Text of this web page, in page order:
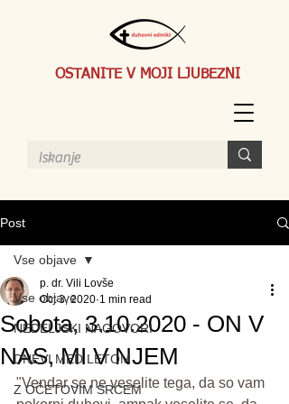
OSTANITE V MOJI LJUBEZNI
Post
Vse objave
NEDELJSKI NAGOVORI
DNEVI MED LETOM
Z OČETOVIM SRCEM
Vse objave
Sobota, 3.10.2020 - ON V
NAS, MI V NJEM
p. dr. Vili Lovše
Oct 3, 2020 1 min read
"Vendar se ne veselite tega, da so vam